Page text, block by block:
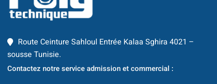
Route Ceinture Sahloul Entrée Kalaa Sghira 4021 –
sousse Tunisie.
Contactez notre service admission et commercial :